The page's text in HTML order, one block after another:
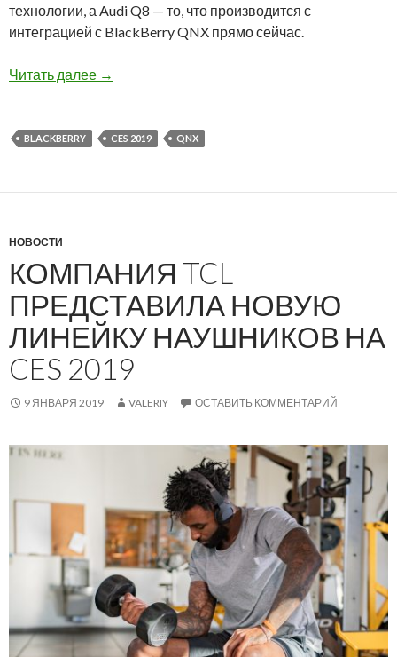
технологии, а Audi Q8 — то, что производится с
интеграцией с BlackBerry QNX прямо сейчас.
Читать далее Стенд BlackBerry на CES 2019: Karma Revero
→
BLACKBERRY CES 2019 QNX
НОВОСТИ
КОМПАНИЯ TCL
ПРЕДСТАВИЛА НОВУЮ
ЛИНЕЙКУ НАУШНИКОВ НА
CES 2019
9 ЯНВАРЯ 2019 VALERIY ОСТАВИТЬ КОММЕНТАРИЙ